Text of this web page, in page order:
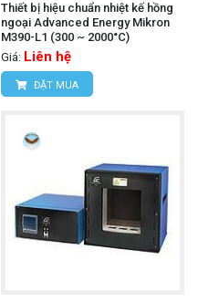
Thiết bị hiệu chuẩn nhiệt kế hồng
ngoại Advanced Energy Mikron
M390-L1 (300 ~ 2000°C)
Giá: Liên hệ
ĐẶT MUA